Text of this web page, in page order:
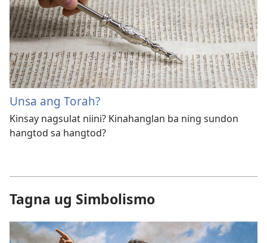
Unsa ang Torah?
Kinsay nagsulat niini? Kinahanglan ba ning sundon
hangtod sa hangtod?
Tagna ug Simbolismo